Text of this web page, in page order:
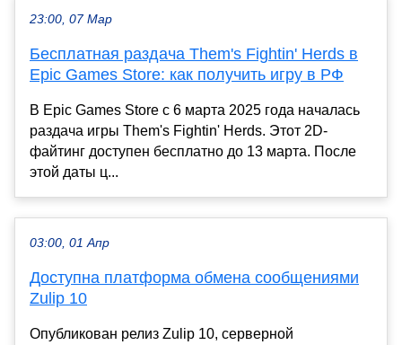
23:00, 07 Мар
Бесплатная раздача Them's Fightin' Herds в
Epic Games Store: как получить игру в РФ
В Epic Games Store с 6 марта 2025 года началась
раздача игры Them's Fightin' Herds. Этот 2D-
файтинг доступен бесплатно до 13 марта. После
этой даты ц...
03:00, 01 Апр
Доступна платформа обмена сообщениями
Zulip 10
Опубликован релиз Zulip 10, серверной